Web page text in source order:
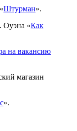
Штурман».
Оуэна «Как
на вакансию
магазин
».